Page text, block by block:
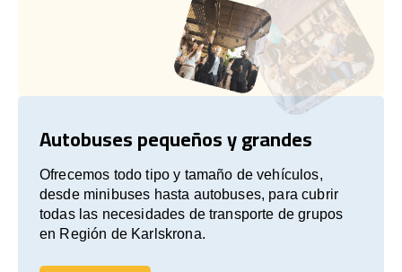
Autobuses pequeños y grandes
Ofrecemos todo tipo y tamaño de vehículos,
desde minibuses hasta autobuses, para cubrir
todas las necesidades de transporte de grupos
en Región de Karlskrona.